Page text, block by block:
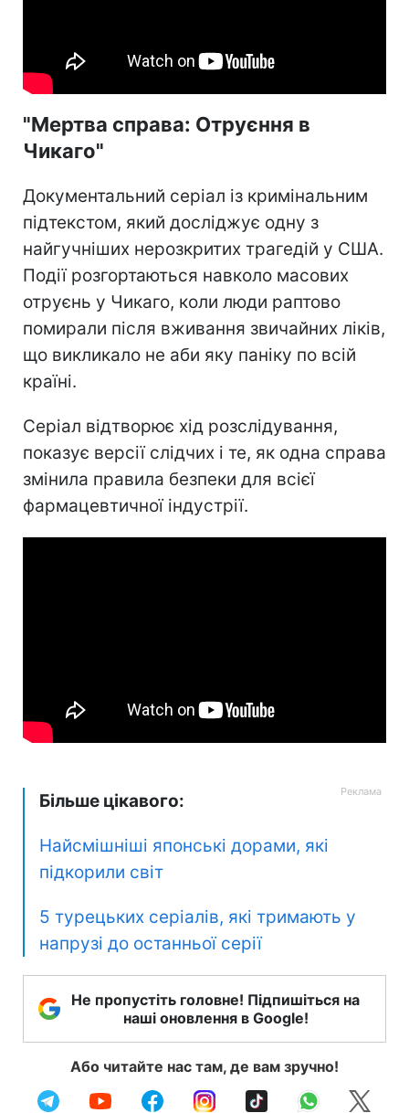
"Мертва справа: Отруєння в
Чикаго"
Документальний серіал із кримінальним
підтекстом, який досліджує одну з
найгучніших нерозкритих трагедій у США.
Події розгортаються навколо масових
отруєнь у Чикаго, коли люди раптово
помирали після вживання звичайних ліків,
що викликало не аби яку паніку по всій
країні.
Серіал відтворює хід розслідування,
показує версії слідчих і те, як одна справа
змінила правила безпеки для всієї
фармацевтичної індустрії.
Більше цікавого:
Найсмішніші японські дорами, які
підкорили світ
5 турецьких серіалів, які тримають у
напрузі до останньої серії
Не пропустіть головне! Підпишіться на
наші оновлення в Google!
Або читайте нас там, де вам зручно!